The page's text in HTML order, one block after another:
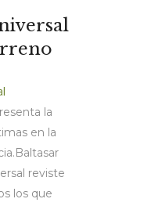
la
en la
reviste
los que